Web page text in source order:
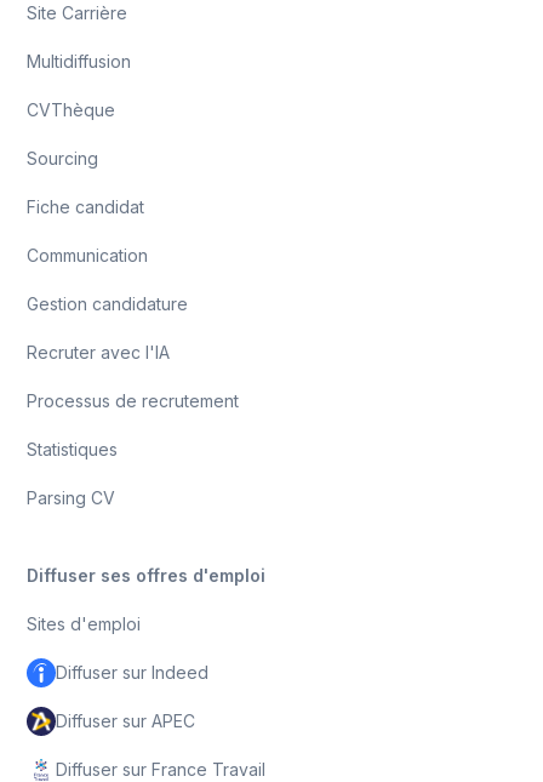
Site Carrière
Multidiffusion
CVThèque
Sourcing
Fiche candidat
Communication
Gestion candidature
Recruter avec l'IA
Processus de recrutement
Statistiques
Parsing CV
Diffuser ses offres d'emploi
Sites d'emploi
Diffuser sur Indeed
Diffuser sur APEC
Diffuser sur France Travail